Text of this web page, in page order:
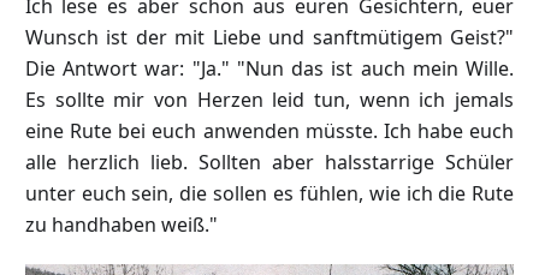
Ich lese es aber schon aus euren Gesichtern, euer
Wunsch ist der mit Liebe und sanftmütigem Geist?"
Die Antwort war: "Ja." "Nun das ist auch mein Wille.
Es sollte mir von Herzen leid tun, wenn ich jemals
eine Rute bei euch anwenden müsste. Ich habe euch
alle herzlich lieb. Sollten aber halsstarrige Schüler
unter euch sein, die sollen es fühlen, wie ich die Rute
zu handhaben weiß."